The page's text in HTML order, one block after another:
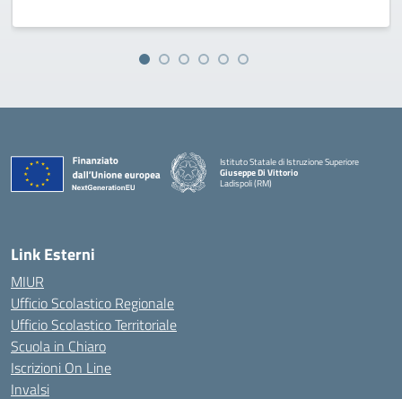
Istituto Statale di Istruzione Superiore
Giuseppe Di Vittorio
Ladispoli (RM)
Link Esterni
MIUR
Ufficio Scolastico Regionale
Ufficio Scolastico Territoriale
Scuola in Chiaro
Iscrizioni On Line
Invalsi